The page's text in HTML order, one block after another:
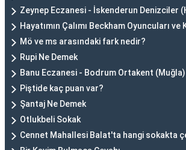
Zeynep Eczanesi - İskenderun Denizciler
Hayatımın Çalımı Beckham Oyuncuları ve
Mö ve ms arasındaki fark nedir?
Rupi Ne Demek
Banu Eczanesi - Bodrum Ortakent (Muğla)
Piştide kaç puan var?
Şantaj Ne Demek
Otlukbeli Sokak
Cennet Mahallesi Balat'ta hangi sokakta